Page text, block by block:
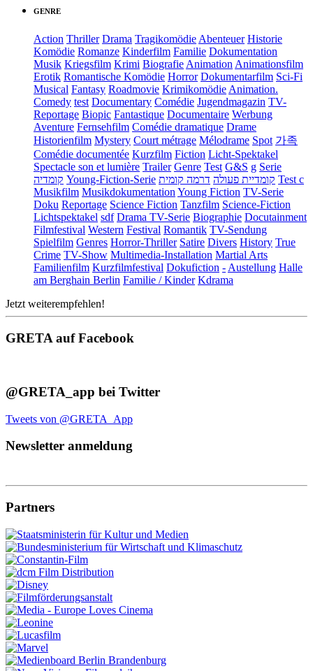
GENRE
Action Thriller Drama Tragikomödie Abenteuer Historie
Komödie Romanze Kinderfilm Familie Dokumentation
Musik Kriegsfilm Krimi Biografie Animation Animationsfilm
Erotik Romantische Komödie Horror Dokumentarfilm Sci-Fi
Musical Fantasy Roadmovie Krimikomödie Animation.
Comedy test Documentary Comédie Jugendmagazin TV-
Reportage Biopic Fantastique Documentaire Werbung
Aventure Fernsehfilm Comédie dramatique Drame
Historienfilm Mystery Court métrage Mélodrame Spot 가족
Comédie documentée Kurzfilm Fiction Licht-Spektakel
Spectacle son et lumière Trailer Genre Test G&S g Serie
קומדיה Young-Fiction-Serie קומדיית פעולה דרמה קומית
Test c
Musikfilm Musikdokumentation Young Fiction TV-Serie
Doku Reportage Science Fiction Tanzfilm Science-Fiction
Lichtspektakel sdf Drama TV-Serie Biographie Docutainment
Filmfestival Western Festival Romantik TV-Sendung
Spielfilm Genres Horror-Thriller Satire Divers History True
Crime TV-Show Multimedia-Installation Martial Arts
Familienfilm Kurzfilmfestival Dokufiction - Austellung Halle
am Berghain Berlin Familie / Kinder Kdrama
Jetzt weiterempfehlen!
GRETA auf Facebook
@GRETA_app bei Twitter
Tweets von @GRETA_App
Newsletter anmeldung
Partners